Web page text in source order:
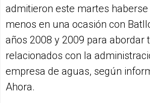
admitieron este martes
menos en una ocasión con
años 2008 y 2009 para abordar
relacionados con la
empresa de aguas, según
Ahora.